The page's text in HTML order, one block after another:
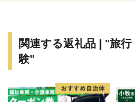
関連する返礼品 | "旅
験"